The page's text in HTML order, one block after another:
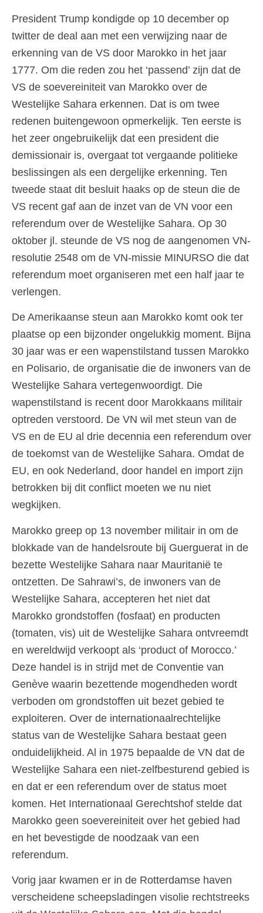
President Trump kondigde op 10 december op
twitter de deal aan met een verwijzing naar de
erkenning van de VS door Marokko in het jaar
1777. Om die reden zou het ‘passend’ zijn dat de
VS de soevereiniteit van Marokko over de
Westelijke Sahara erkennen. Dat is om twee
redenen buitengewoon opmerkelijk. Ten eerste is
het zeer ongebruikelijk dat een president die
demissionair is, overgaat tot vergaande politieke
beslissingen als een dergelijke erkenning. Ten
tweede staat dit besluit haaks op de steun die de
VS recent gaf aan de inzet van de VN voor een
referendum over de Westelijke Sahara. Op 30
oktober jl. steunde de VS nog de aangenomen VN-
resolutie 2548 om de VN-missie MINURSO die dat
referendum moet organiseren met een half jaar te
verlengen.
De Amerikaanse steun aan Marokko komt ook ter
plaatse op een bijzonder ongelukkig moment. Bijna
30 jaar was er een wapenstilstand tussen Marokko
en Polisario, de organisatie die de inwoners van de
Westelijke Sahara vertegenwoordigt. Die
wapenstilstand is recent door Marokkaans militair
optreden verstoord. De VN wil met steun van de
VS en de EU al drie decennia een referendum over
de toekomst van de Westelijke Sahara. Omdat de
EU, en ook Nederland, door handel en import zijn
betrokken bij dit conflict moeten we nu niet
wegkijken.
Marokko greep op 13 november militair in om de
blokkade van de handelsroute bij Guerguerat in de
bezette Westelijke Sahara naar Mauritanië te
ontzetten. De Sahrawi’s, de inwoners van de
Westelijke Sahara, accepteren het niet dat
Marokko grondstoffen (fosfaat) en producten
(tomaten, vis) uit de Westelijke Sahara ontvreemdt
en wereldwijd verkoopt als ‘product of Morocco.’
Deze handel is in strijd met de Conventie van
Genève waarin bezettende mogendheden wordt
verboden om grondstoffen uit bezet gebied te
exploiteren. Over de internationaalrechtelijke
status van de Westelijke Sahara bestaat geen
onduidelijkheid. Al in 1975 bepaalde de VN dat de
Westelijke Sahara een niet-zelfbesturend gebied is
en dat er een referendum over de status moet
komen. Het Internationaal Gerechtshof stelde dat
Marokko geen soevereiniteit over het gebied had
en het bevestigde de noodzaak van een
referendum.
Vorig jaar kwamen er in de Rotterdamse haven
verscheidene scheepsladingen visolie rechtstreeks